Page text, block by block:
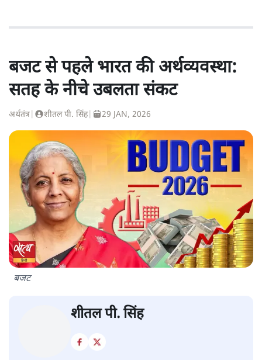
बजट से पहले भारत की अर्थव्यवस्था:
सतह के नीचे उबलता संकट
अर्थतंत्र शीतल पी. सिंह| 29 JAN, 2026
बजट
शीतल पी. सिंह